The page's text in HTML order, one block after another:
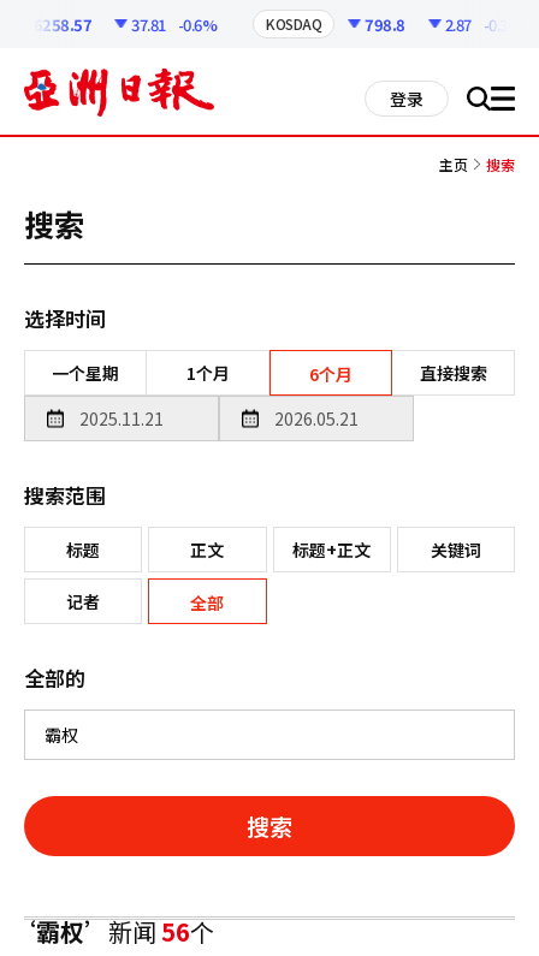
6258.57 37.81 -0.6% KOSDAQ 798.8 2.87 -0.36%
登录 搜 all
主页 搜索
搜索
选择时间
一个星期 1个月 6个月 直接搜索
搜索范围
标题 正文 标题+正文 关键词
记者 全部
全部的
搜索
‘霸权’新闻56个